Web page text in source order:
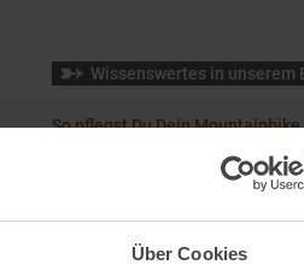
Über Cookies
Wissenswertes in unserem
So pflegst Du Dein Mountainbike
Bikepacking: Das brauchst Du
Must-Haves für Deine